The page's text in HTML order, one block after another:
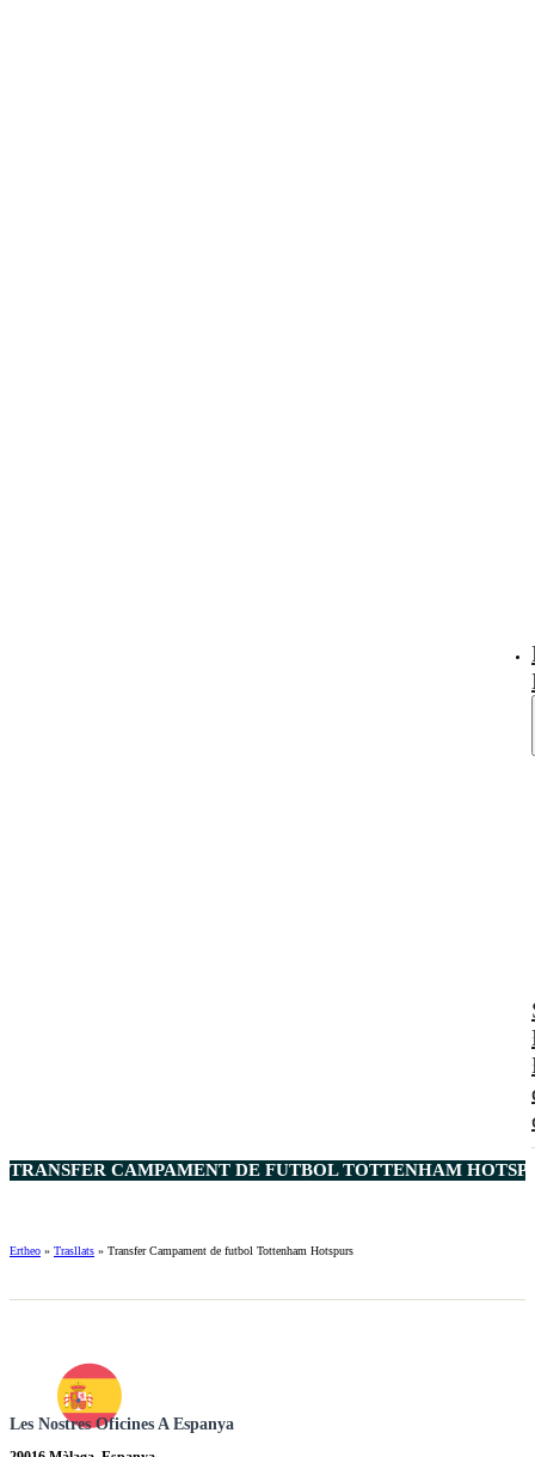
TRANSFER CAMPAMENT DE FUTBOL TOTTENHAM
Ertheo » Trasllats » Transfer Campament de futbol Tottenham Hotspurs
Les Nostres Oficines A Espanya